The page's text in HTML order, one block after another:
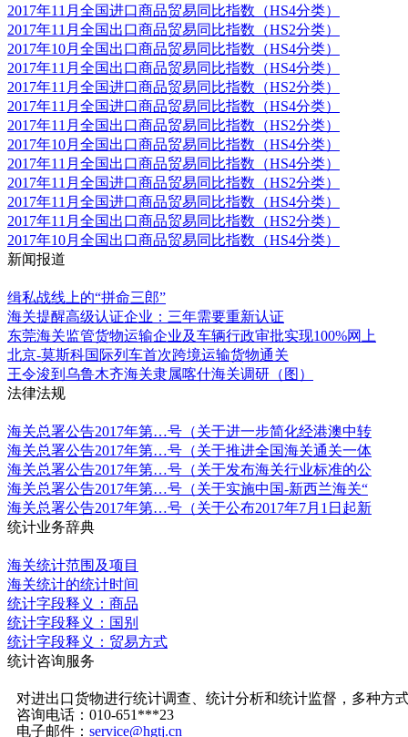
2017年11月全国进口商品贸易同比指数（HS4分类）
2017年11月全国出口商品贸易同比指数（HS2分类）
2017年10月全国出口商品贸易同比指数（HS4分类）
2017年11月全国出口商品贸易同比指数（HS4分类）
2017年11月全国进口商品贸易同比指数（HS2分类）
2017年11月全国进口商品贸易同比指数（HS4分类）
2017年11月全国出口商品贸易同比指数（HS2分类）
2017年10月全国出口商品贸易同比指数（HS4分类）
2017年11月全国出口商品贸易同比指数（HS4分类）
2017年11月全国进口商品贸易同比指数（HS2分类）
2017年11月全国进口商品贸易同比指数（HS4分类）
2017年11月全国出口商品贸易同比指数（HS2分类）
2017年10月全国出口商品贸易同比指数（HS4分类）
新闻报道
缉私战线上的“拼命三郎”
海关提醒高级认证企业：三年需要重新认证
东莞海关监管货物运输企业及车辆行政审批实现100%网上
北京-莫斯科国际列车首次跨境运输货物通关
王令浚到乌鲁木齐海关隶属喀什海关调研（图）
法律法规
海关总署公告2017年第…号（关于进一步简化经港澳中转
海关总署公告2017年第…号（关于推进全国海关通关一体
海关总署公告2017年第…号（关于发布海关行业标准的公
海关总署公告2017年第…号（关于实施中国-新西兰海关“
海关总署公告2017年第…号（关于公布2017年7月1日起新
统计业务辞典
海关统计范围及项目
海关统计的统计时间
统计字段释义：商品
统计字段释义：国别
统计字段释义：贸易方式
统计咨询服务
对进出口货物进行统计调查、统计分析和统计监督，多种方
咨询电话：010-651***23
电子邮件： service@hgtj.cn